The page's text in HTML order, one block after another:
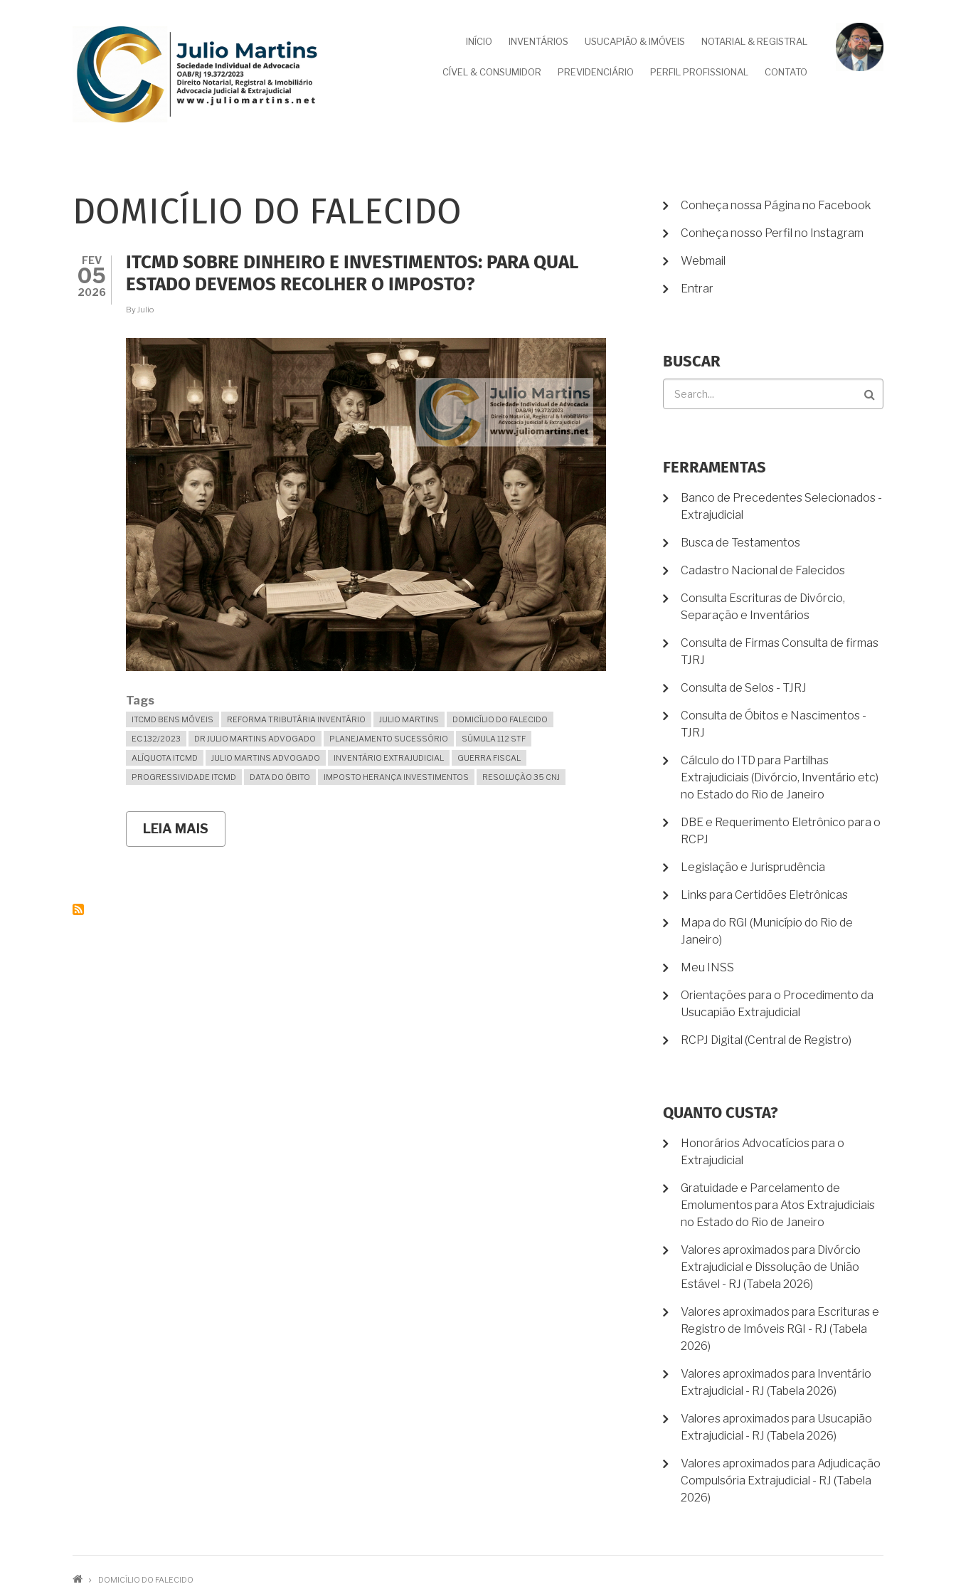
INÍCIO INVENTÁRIOS USUCAPIÃO & IMÓVEIS NOTARIAL & REGISTRAL
CÍVEL & CONSUMIDOR PREVIDENCIÁRIO PERFIL PROFISSIONAL CONTATO
DOMICÍLIO DO FALECIDO
FEV
05
2026
ITCMD SOBRE DINHEIRO E INVESTIMENTOS: PARA QUAL
ESTADO DEVEMOS RECOLHER O IMPOSTO?
ByJulio
Tags
ITCMD BENS MÓVEIS REFORMA TRIBUTÁRIA INVENTÁRIO JULIO MARTINS
DOMICÍLIO DO FALECIDO
EC 132/2023
DR JULIO MARTINS ADVOGADO PLANEJAMENTO SUCESSÓRIO
SÚMULA 112 STF
ALÍQUOTA ITCMD
JULIO MARTINS ADVOGADO INVENTÁRIO EXTRAJUDICIAL
GUERRA FISCAL
PROGRESSIVIDADE ITCMD
DATA DO ÓBITO IMPOSTO HERANÇA INVESTIMENTOS RESOLUÇÃO 35 CNJ
LEIA MAIS
ITCMD
MENU
CONTA
DE
Conheça nossa Página no Facebook
Conheça nosso Perfil no Instagram
Webmail
Entrar
BUSCAR
FERRAMENTAS
Banco de Precedentes Selecionados -
Extrajudicial
Busca de Testamentos
Cadastro Nacional de Falecidos
Consulta Escrituras de Divórcio,
Separação e Inventários
Consulta de Firmas Consulta de firmas
TJRJ
Consulta de Selos - TJRJ
Consulta de Óbitos e Nascimentos -
TJRJ
Cálculo do ITD para Partilhas
Extrajudiciais (Divórcio, Inventário etc)
no Estado do Rio de Janeiro
DBE e Requerimento Eletrônico para o
RCPJ
Legislação e Jurisprudência
Links para Certidões Eletrônicas
Mapa do RGI (Município do Rio de
Janeiro)
Meu INSS
Orientações para o Procedimento da
Usucapião Extrajudicial
RCPJ Digital (Central de Registro)
QUANTO CUSTA?
Honorários Advocatícios para o
Extrajudicial
Gratuidade e Parcelamento de
Emolumentos para Atos Extrajudiciais
no Estado do Rio de Janeiro
Valores aproximados para Divórcio
Extrajudicial e Dissolução de União
Estável - RJ (Tabela 2026)
Valores aproximados para Escrituras e
Registro de Imóveis RGI - RJ (Tabela
2026)
Valores aproximados para Inventário
Extrajudicial - RJ (Tabela 2026)
Valores aproximados para Usucapião
Extrajudicial - RJ (Tabela 2026)
Valores aproximados para Adjudicação
Compulsória Extrajudicial - RJ (Tabela
2026)
TRILHA
DOMICÍLIO DO FALECIDO